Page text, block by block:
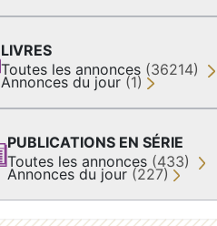
LIVRES
Toutes les annonces (36214)
Annonces du jour (1)
PUBLICATIONS EN SÉRIE
Toutes les annonces (433)
Annonces du jour (227)